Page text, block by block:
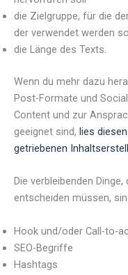
die Zielgruppe, für die
der verwendet werden
die Länge des Texts.
Wenn du mehr dazu
Post-Formate und
Content und zur
geeignet sind, lies
getriebenen
Die verbleibenden
entscheiden müssen,
Hook und/oder Call-to-
SEO-Begriffe
Hashtags